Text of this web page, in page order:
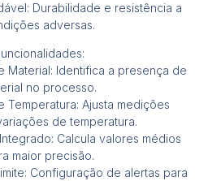
Durabilidade e resistência a
adversas.
Material: Identifica a presença de
no processo.
Temperatura: Ajusta medições
de temperatura.
Calcula valores médios
maior precisão.
Configuração de alertas para